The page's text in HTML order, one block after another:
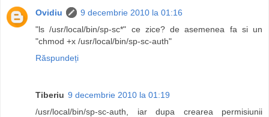
Ovidiu
9 decembrie 2010 la 01:16
"ls /usr/local/bin/sp-sc*" ce zice? de asemenea fa si un
"chmod +x /usr/local/bin/sp-sc-auth"
Răspundeți
Tiberiu 9 decembrie 2010 la 01:19
/usr/local/bin/sp-sc-auth, iar dupa crearea permisiunii